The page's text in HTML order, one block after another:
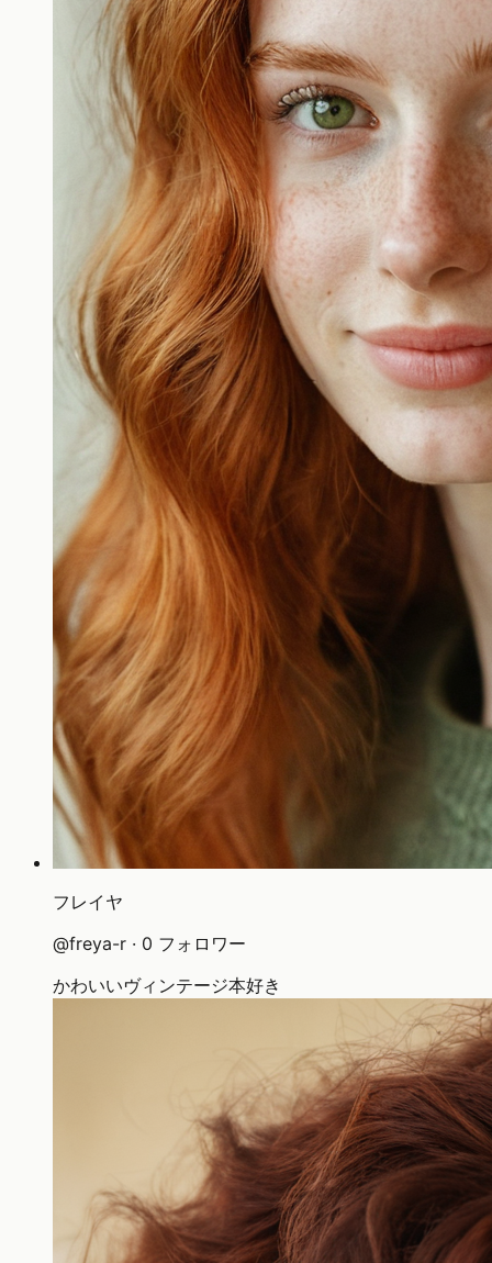
フレイヤ
@freya-r · 0 フォロワー
かわいいヴィンテージ本好き